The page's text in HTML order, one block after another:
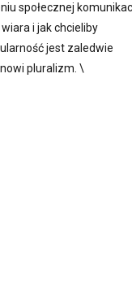
społecznej
i jak chcieliby
jest zaledwie
pluralizm. \